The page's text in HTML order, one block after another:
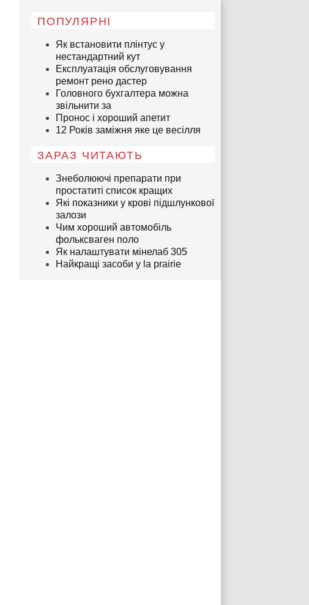
ПОПУЛЯРНІ
Як встановити плінтус у
нестандартний кут
Експлуатація обслуговування
ремонт рено дастер
Головного бухгалтера можна
звільнити за
Пронос і хороший апетит
12 Років заміжня яке це весілля
ЗАРАЗ ЧИТАЮТЬ
Знеболюючі препарати при
простатиті список кращих
Які показники у крові підшлункової
залози
Чим хороший автомобіль
фольксваген поло
Як налаштувати мінелаб 305
Найкращі засоби у la prairie